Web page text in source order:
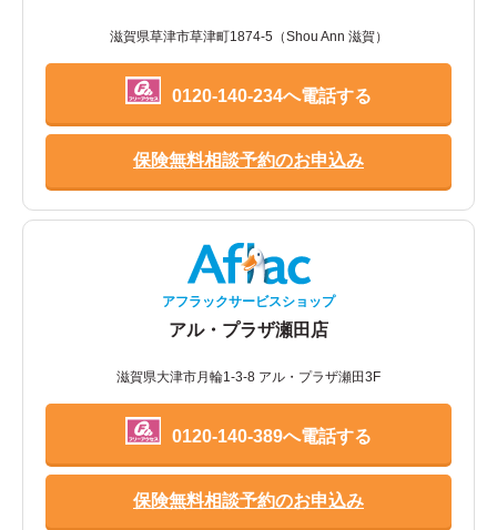
滋賀県草津市草津町1874-5（Shou Ann 滋賀）
0120-140-234へ電話する
保険無料相談予約のお申込み
アフラックサービスショップ
アル・プラザ瀬田店
滋賀県大津市月輪1-3-8 アル・プラザ瀬田3F
0120-140-389へ電話する
保険無料相談予約のお申込み